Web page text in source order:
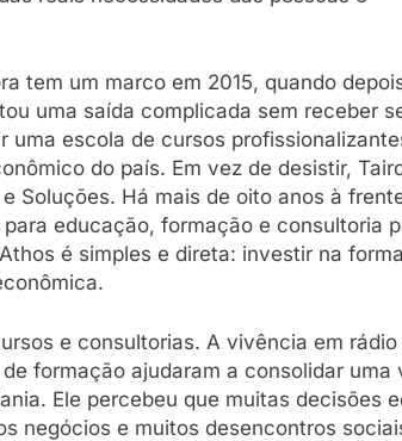
tem um marco em 2015, quando
uma saída complicada sem receber
uma escola de cursos
do país. Em vez de desistir,
Soluções. Há mais de oito anos à
educação, formação e consultoria
é simples e direta: investir na
e consultorias. A vivência em
formação ajudaram a consolidar uma
Ele percebeu que muitas decisões
negócios e muitos desencontros